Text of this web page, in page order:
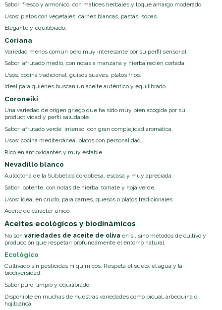
Sabor: fresco y armónico, con matices herbales y toque amargo moderado.
Usos: platos con vegetales, carnes blancas, pastas, sopas.
Elegante y equilibrado.
Coriana
Variedad menos común pero muy interesante por su perfil sensorial.
Sabor: afrutado medio, con notas a manzana y hierba recién cortada.
Usos: cocina tradicional, guisos suaves, platos fríos.
Ideal para quienes buscan un aceite auténtico y equilibrado.
Coroneiki
Una variedad de origen griego que ha sido muy bien acogida por su
productividad y perfil saludable.
Sabor: afrutado verde, intenso, con gran complejidad aromática.
Usos: cocina mediterránea, platos con personalidad.
Rico en antioxidantes y muy estable.
Nevadillo blanco
Autóctona de la Subbética cordobesa, escasa y muy apreciada.
Sabor: potente, con notas de hierba, tomate y hoja verde.
Usos: ideal en crudo, para carnes, quesos o platos tradicionales.
Aceite de carácter único.
Aceites ecológicos y biodinámicos
No son variedades de aceite de oliva en sí, sino métodos de cultivo y
producción que respetan profundamente el entorno natural.
Ecológico
Cultivado sin pesticidas ni químicos. Respeta el suelo, el agua y la
biodiversidad.
Sabor puro, limpio y equilibrado.
Disponible en muchas de nuestras variedades como picual, arbequina o
hojiblanca.